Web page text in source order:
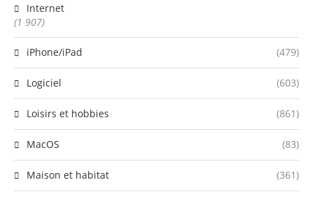
Internet
(1 907)
iPhone/iPad (479)
Logiciel (603)
Loisirs et hobbies (861)
MacOS (83)
Maison et habitat (361)